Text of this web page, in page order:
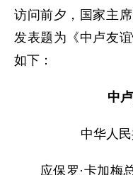
访问前夕，国家主
发表题为《中卢友
如下：
中
中华人
应保罗·卡加梅总